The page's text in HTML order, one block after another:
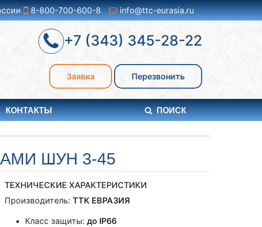
8-800-700-600-8 info@ttc-eurasia.ru
+7 (343) 345-28-22
Заявка Перезвонить
КОНТАКТЫ ПОИСК
ШУН 3-45
ТЕХНИЧЕСКИЕ ХАРАКТЕРИСТИКИ
Производитель:ТТК ЕВРАЗИЯ
Класс защиты:до IP66